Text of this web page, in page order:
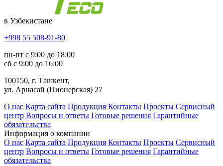
в Узбекистане
+998 55 508-91-80
пн-пт с 9:00 до 18:00
сб с 9:00 до 16:00
100150, г. Ташкент,
ул. Арнасай (Пионерская) 27
О нас Карта сайта Продукция Контакты Проекты Сервисный
центр Вопросы и ответы Готовые решения Гарантийные
обязательства
Информация о компании
О нас Карта сайта Продукция Контакты Проекты Сервисный
центр Вопросы и ответы Готовые решения Гарантийные
обязательства